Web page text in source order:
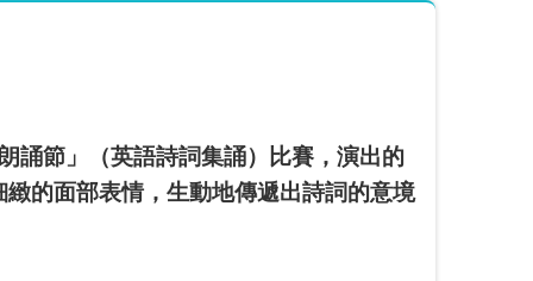
誦節」（英語詩詞集誦）比賽，演出的
的面部表情，生動地傳遞出詩詞的意境